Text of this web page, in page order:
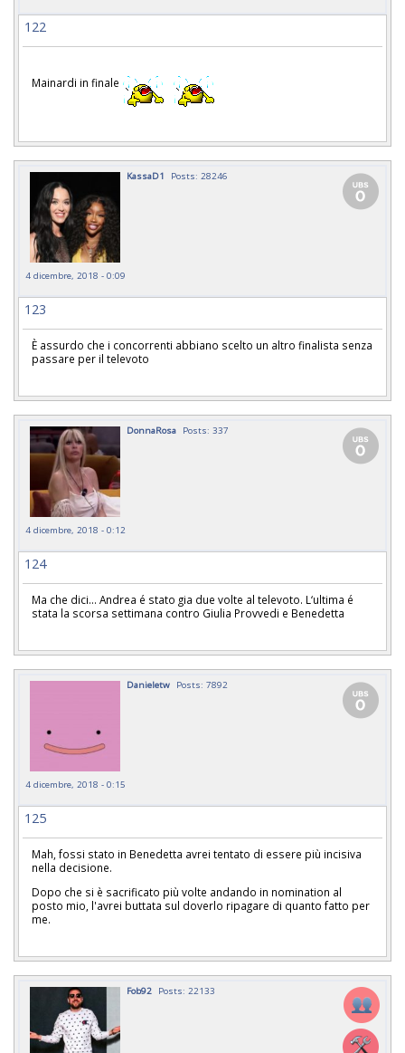
122
Mainardi in finale
KassaD1 Posts: 28246
4 dicembre, 2018 - 0:09
123
È assurdo che i concorrenti abbiano scelto un altro finalista senza
passare per il televoto
DonnaRosa Posts: 337
4 dicembre, 2018 - 0:12
124
Ma che dici... Andrea é stato gia due volte al televoto. L‘ultima é
stata la scorsa settimana contro Giulia Provvedi e Benedetta
Danieletw Posts: 7892
4 dicembre, 2018 - 0:15
125
Mah, fossi stato in Benedetta avrei tentato di essere più incisiva
nella decisione.
Dopo che si è sacrificato più volte andando in nomination al
posto mio, l'avrei buttata sul doverlo ripagare di quanto fatto per
me.
Fob92 Posts: 22133